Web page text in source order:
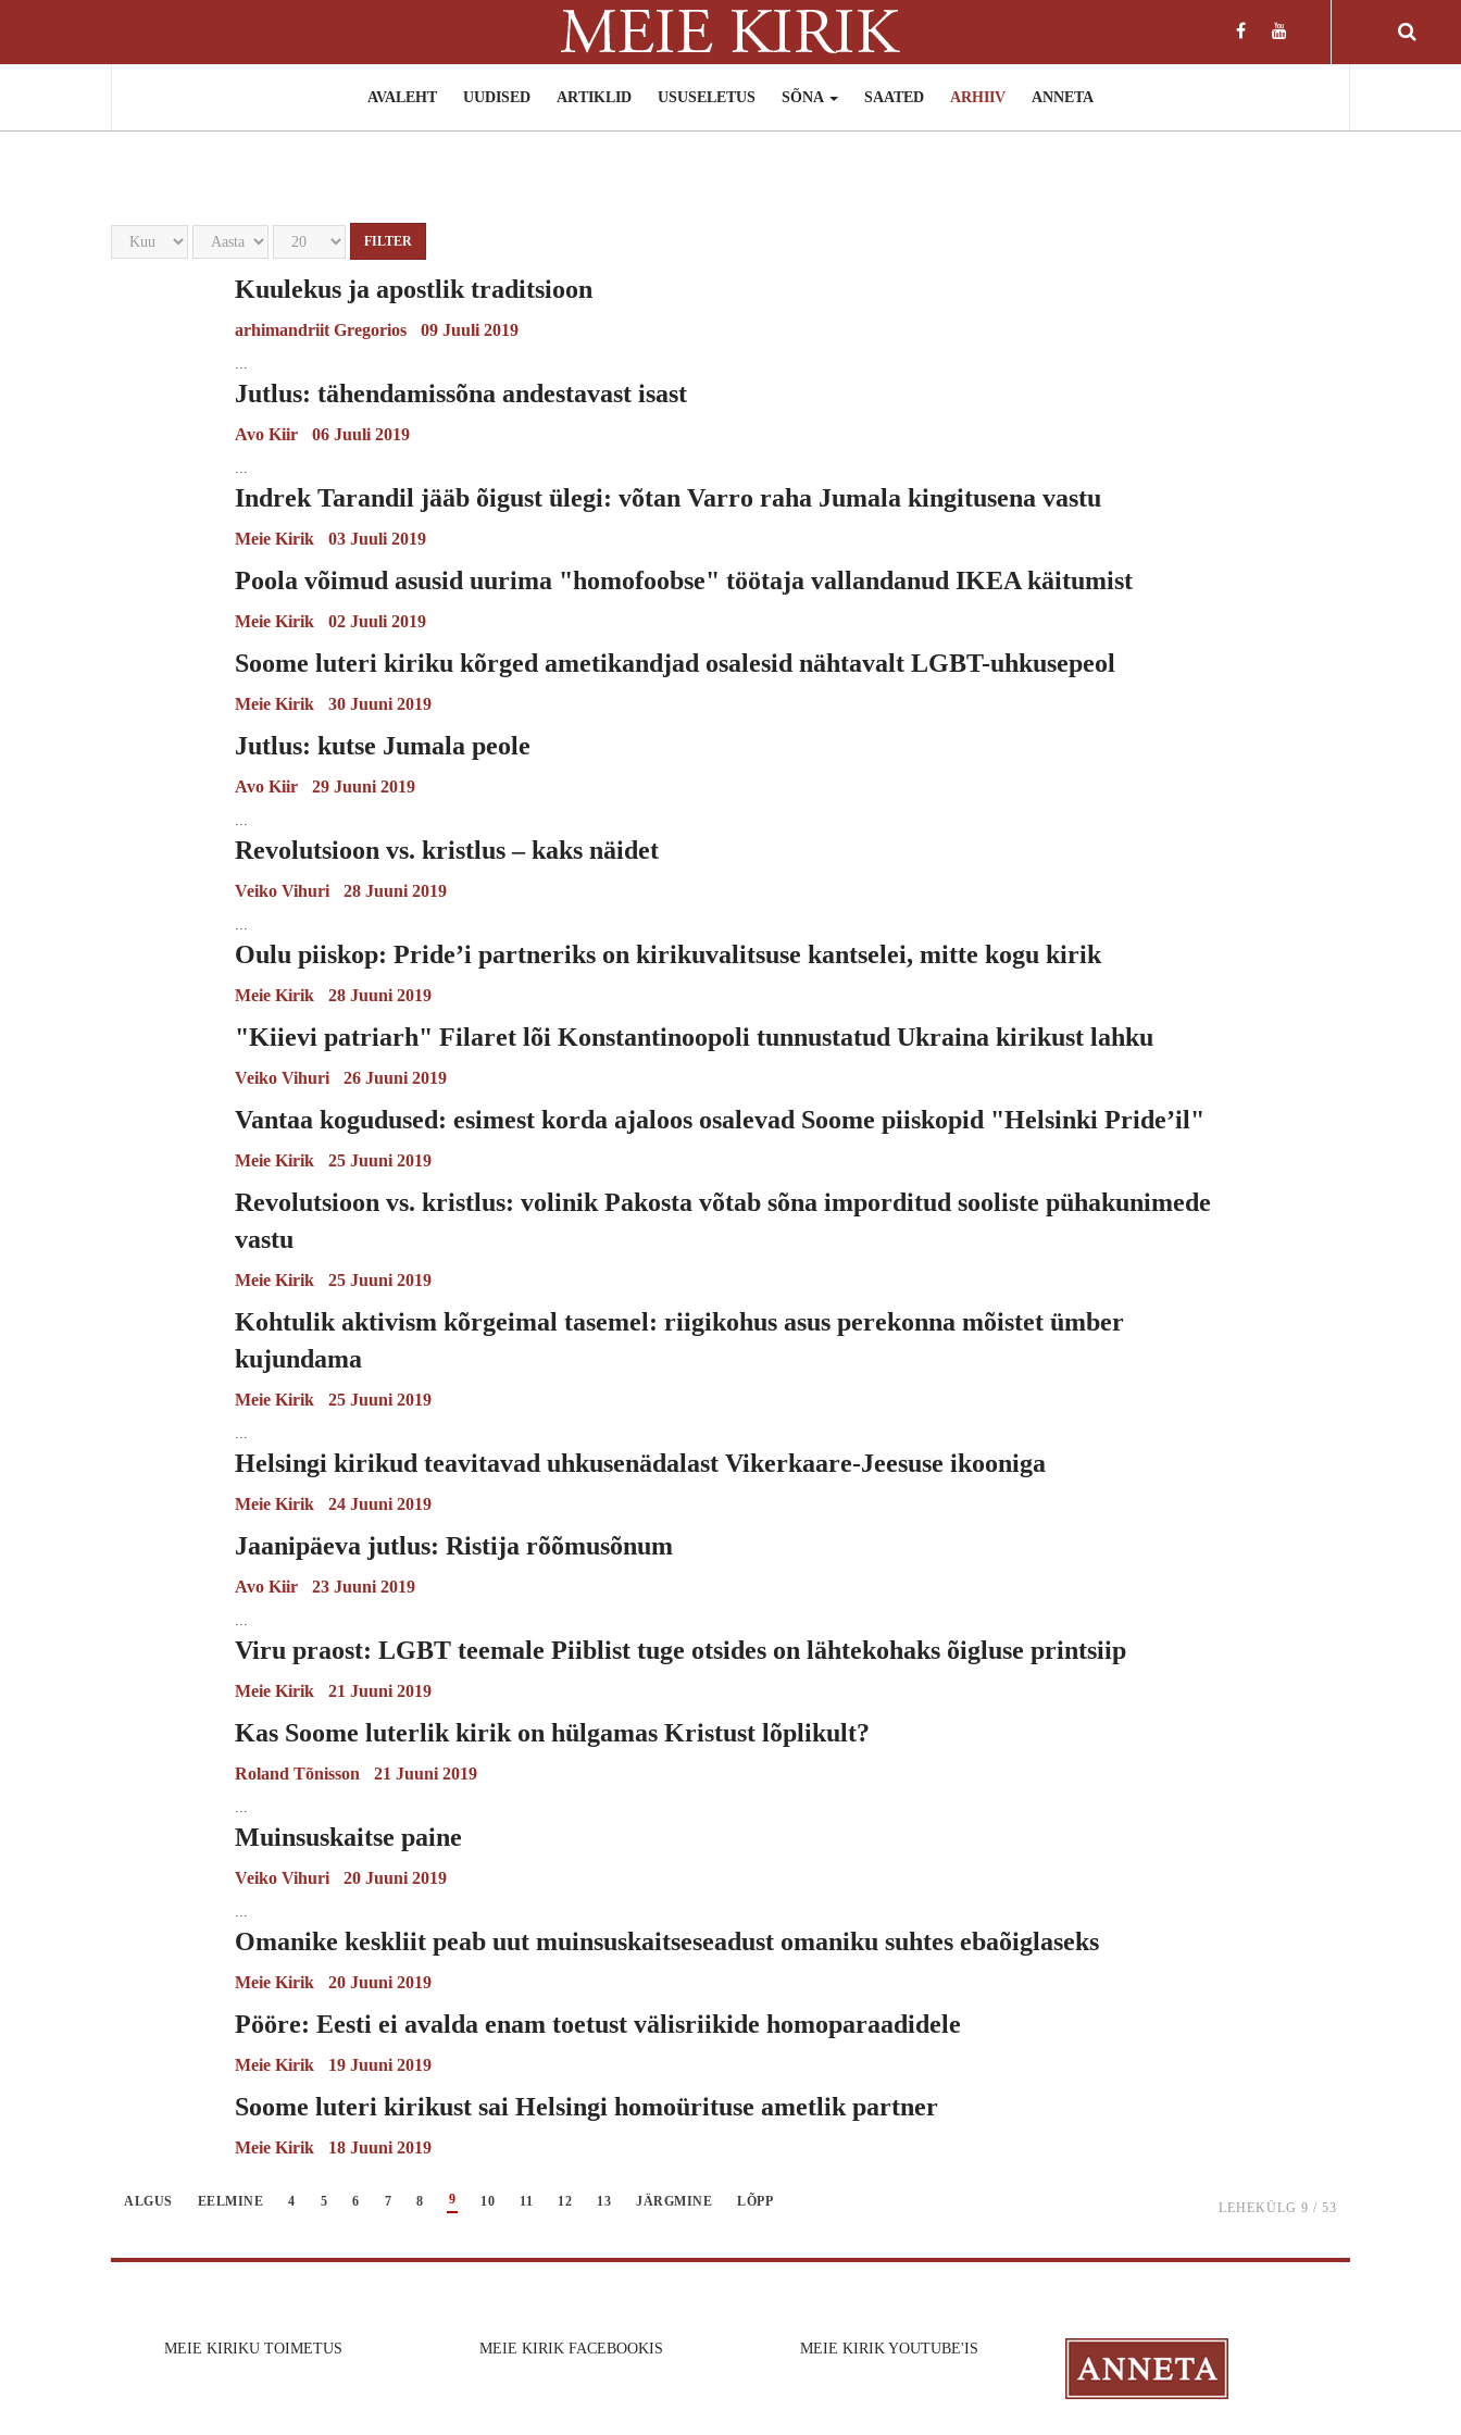
AVALEHT UUDISED ARTIKLID USUSELETUS SÕNA SAATED ARHIIV ANNETA
FILTER
Kuulekus ja apostlik traditsioon
arhimandriit Gregorios 09 Juuli 2019
...
Jutlus: tähendamissõna andestavast isast
Avo Kiir 06 Juuli 2019
...
Indrek Tarandil jääb õigust ülegi: võtan Varro raha Jumala kingitusena vastu
Meie Kirik 03 Juuli 2019
Poola võimud asusid uurima "homofoobse" töötaja vallandanud IKEA käitumist
Meie Kirik 02 Juuli 2019
Soome luteri kiriku kõrged ametikandjad osalesid nähtavalt LGBT-uhkusepeol
Meie Kirik 30 Juuni 2019
Jutlus: kutse Jumala peole
Avo Kiir 29 Juuni 2019
...
Revolutsioon vs. kristlus – kaks näidet
Veiko Vihuri 28 Juuni 2019
...
Oulu piiskop: Pride’i partneriks on kirikuvalitsuse kantselei, mitte kogu kirik
Meie Kirik 28 Juuni 2019
"Kiievi patriarh" Filaret lõi Konstantinoopoli tunnustatud Ukraina kirikust lahku
Veiko Vihuri 26 Juuni 2019
Vantaa kogudused: esimest korda ajaloos osalevad Soome piiskopid "Helsinki Pride’il"
Meie Kirik 25 Juuni 2019
Revolutsioon vs. kristlus: volinik Pakosta võtab sõna imporditud sooliste pühakunimede
vastu
Meie Kirik 25 Juuni 2019
Kohtulik aktivism kõrgeimal tasemel: riigikohus asus perekonna mõistet ümber
kujundama
Meie Kirik 25 Juuni 2019
...
Helsingi kirikud teavitavad uhkusenädalast Vikerkaare-Jeesuse ikooniga
Meie Kirik 24 Juuni 2019
Jaanipäeva jutlus: Ristija rõõmusõnum
Avo Kiir 23 Juuni 2019
...
Viru praost: LGBT teemale Piiblist tuge otsides on lähtekohaks õigluse printsiip
Meie Kirik 21 Juuni 2019
Kas Soome luterlik kirik on hülgamas Kristust lõplikult?
Roland Tõnisson 21 Juuni 2019
...
Muinsuskaitse paine
Veiko Vihuri 20 Juuni 2019
...
Omanike keskliit peab uut muinsuskaitseseadust omaniku suhtes ebaõiglaseks
Meie Kirik 20 Juuni 2019
Pööre: Eesti ei avalda enam toetust välisriikide homoparaadidele
Meie Kirik 19 Juuni 2019
Soome luteri kirikust sai Helsingi homoürituse ametlik partner
Meie Kirik 18 Juuni 2019
LEHEKÜLG 9 / 53
ALGUS EELMINE 4 5 6 7 8 9 10 11 12 13 JÄRGMINE LÕPP
MEIE KIRIKU TOIMETUS MEIE KIRIK FACEBOOKIS MEIE KIRIK YOUTUBE'IS